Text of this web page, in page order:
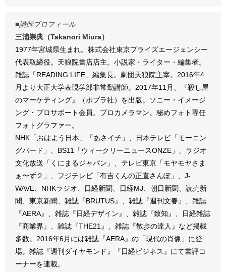
■講師プロフィール
三浦崇典（Takanori Miura）
1977年宮城県生まれ。株式会社東京プライズエージェンシー
代表取締役。天狼院書店店主。小説家・ライター・編集者。
雑誌「READING LIFE」編集長。劇団天狼院主宰。2016年4
月より大正大学表現学部非常勤講師。2017年11月、『殺し屋
のマーケティング』（ポプラ社）を出版。ソニー・イメージ
ング・プロサポート会員。プロカメラマン。秘めフォト専任
フォトグラファー。
NHK「おはよう日本」「あさイチ」、日本テレビ「モーニン
グバード」、BS11「ウィークリーニュースONZE」、ラジオ
文化放送「くにまるジャパン」、テレビ東京「モヤモヤさま
ぁ〜ず２」、フジテレビ「有吉くんの正直さんぽ」、J-
WAVE、NHKラジオ、日経新聞、日経MJ、朝日新聞、読売新
聞、東京新聞、雑誌『BRUTUS』、雑誌『週刊文春』、雑誌
『AERA』、雑誌『日経デザイン』、雑誌『致知』、日経雑誌
『商業界』、雑誌『THE21』、雑誌『散歩の達人』など掲載
多数。2016年6月には雑誌『AERA』の「現代の肖像」に登
場。雑誌『週刊ダイヤモンド』『日経ビジネス』にて書評コ
ーナーを連載。